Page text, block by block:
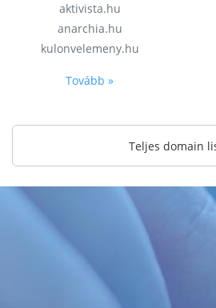
aktivista.hu
anarchia.hu
kulonvelemeny.hu
Tovább »
Teljes domain